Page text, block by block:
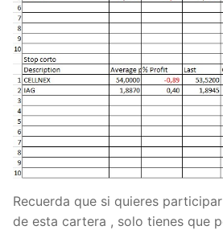
Recuerda que si quieres
de esta cartera , solo tienes que